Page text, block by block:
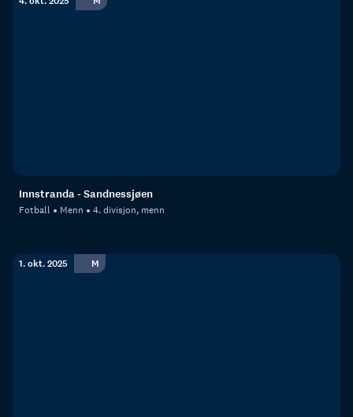
Innstranda - Sandnessjøen
Fotball Menn 4. divisjon, menn
1. okt. 2025 M